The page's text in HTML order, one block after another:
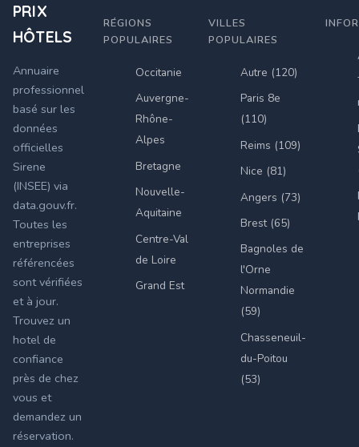
PRIX
HÔTELS
Annuaire
professionnel
basé sur les
données
officielles
Sirene
(INSEE) via
data.gouv.fr.
Toutes les
entreprises
référencées
sont vérifiées
et à jour.
Trouvez un
hotel de
confiance
près de chez
vous et
demandez un
réservation.
RÉGIONS
POPULAIRES
Occitanie
Auvergne-
Rhône-
Alpes
Bretagne
Nouvelle-
Aquitaine
Centre-Val
de Loire
Grand Est
VILLES
POPULAIRES
Autre (120)
Paris 8e
(110)
Reims (109)
Nice (81)
Angers (73)
Brest (65)
Bagnoles de
l'Orne
Normandie
(59)
Chasseneuil-
du-Poitou
(53)